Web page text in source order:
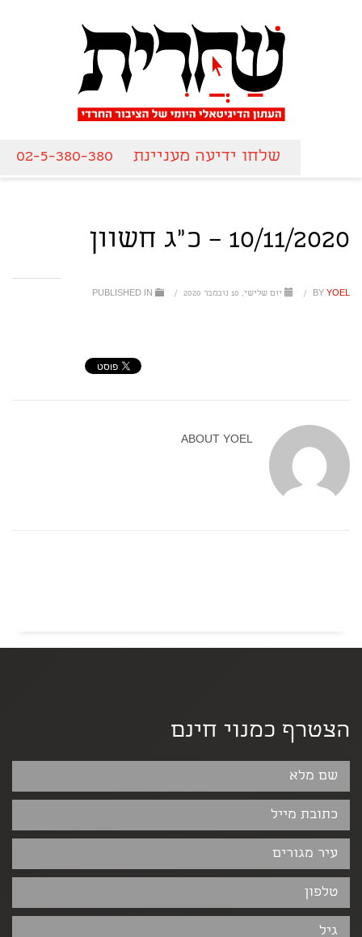
שלחו ידיעה מעניינת 02-5-380-380
10/11/2020 – כ"ג חשוון
BY YOEL
/ יום שלישי, 10 נובמבר 2020 /
ABOUT YOEL
הצטרף כמנוי חינם